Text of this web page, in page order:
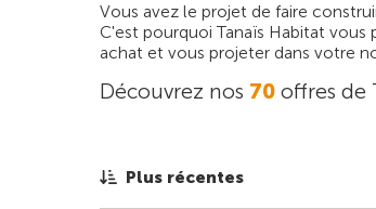
Vous avez le projet de faire
C'est pourquoi Tanaïs Habitat
achat et vous projeter dans votre
Découvrez nos 70 offres de
Plus récentes